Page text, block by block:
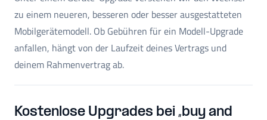
zu einem neueren, besseren oder besser ausgestatteten
Mobilgerätemodell. Ob Gebühren für ein Modell-Upgrade
anfallen, hängt von der Laufzeit deines Vertrags und
deinem Rahmenvertrag ab.
Kostenlose Upgrades bei „buy and